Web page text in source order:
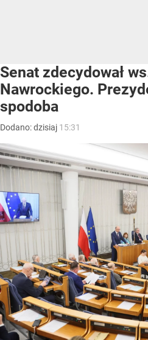
Senat zdecydował
Nawrockiego.
spodoba
Dodano:dzisiaj 15:31